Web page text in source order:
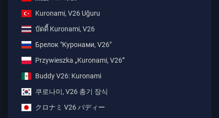
Kuronami, V26 Uğuru
บัดดี้ Kuronami, V26
Брелок "Куронами, V26"
Przywieszka „Kuronami, V26”
Buddy V26: Kuronami
쿠로나미, V26 총기 장식
クロナミ V26 バディー